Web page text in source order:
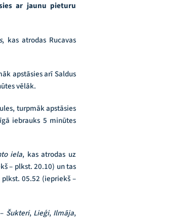
ar jaunu pieturu
, kas atrodas Rucavas
apstāsies arī Saldus
vēlāk.
turpmāk apstāsies
iebrauks 5 minūtes
iela, kas atrodas uz
– plkst. 20.10) un tas
05.52 (iepriekš –
Šukteri, Lieģi, Ilmāja,